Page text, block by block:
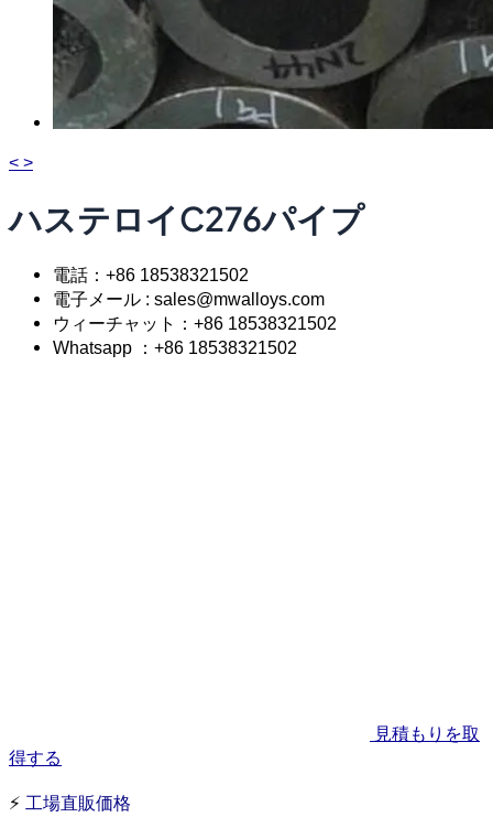
< >
ハステロイC276パイプ
電話：+86 18538321502
電子メール : sales@mwalloys.com
ウィーチャット：+86 18538321502
Whatsapp ：+86 18538321502
見積もりを取
得する
⚡ 工場直販価格